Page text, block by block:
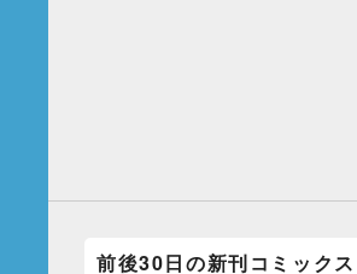
前後30日の新刊コミックス